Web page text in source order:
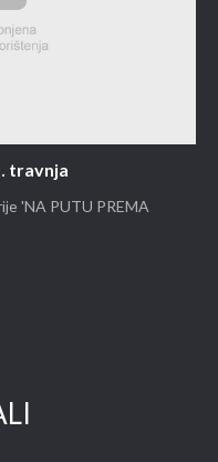
travnja
'NA PUTU PREMA